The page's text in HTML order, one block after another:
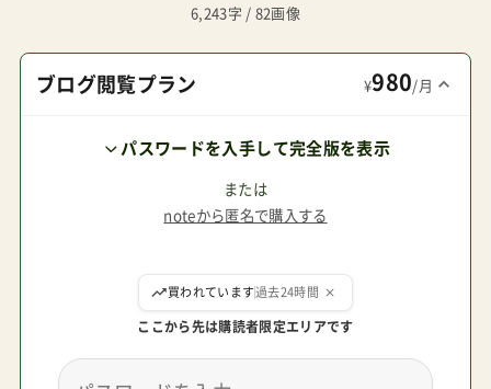
スト ¥104,500 A型新生児OKトラベルシステム対
で探す 楽天市場で探す Yahoo!で探す ダッドウェ
ディション ¥104,500 A型トラベルシステム対応ミ
オスのレビュー Amazonで探す 楽天市場で探す
Yahoo!で探す Peg-Peregoブック51リュクス(1台)
ー] ¥69,800 Amazonで探す 楽天市場で探す
Yahoo!で探す Peg-Peregoブック51リュクス(1台)
【ペグペレーゴ(Peg-perego)】[A型ベビーカーバギ
6,243字 / 82画像
ブログ閲覧プラン ¥980/月
パスワードを入手して完全版を表示
または
noteから匿名で購入する
ここから先は購読者限定エリアです